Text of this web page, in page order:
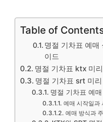
Table of
명절 기차표 예매
이드
명절 기차표 ktx 미
명절 기차표 srt 미
명절 기차표 예
예매 시작일과
예매 방식과